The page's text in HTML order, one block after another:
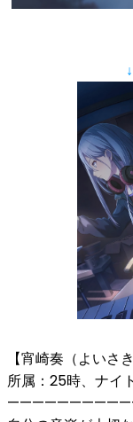
【宵崎奏（よいさ
所属：25時、ナイ